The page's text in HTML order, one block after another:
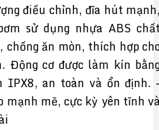
điều chỉnh, đĩa hút
sử dụng nhựa ABS
chống ăn mòn, thích hợp
Động cơ được làm kín
IPX8, an toàn và ổn định.
mạnh mẽ, cực kỳ yên tĩnh